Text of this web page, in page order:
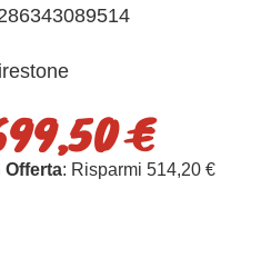
€
Offerta: Risparmi 514,20 €